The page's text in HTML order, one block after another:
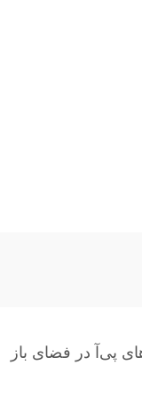
پی‌آ در فضای باز